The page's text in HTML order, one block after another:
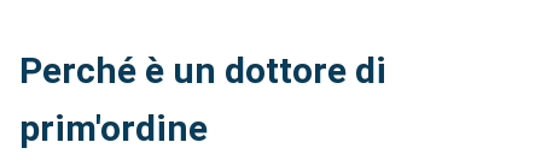
Perché è un dottore di
prim'ordine